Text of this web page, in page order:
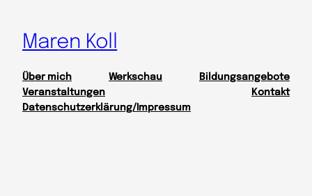
Maren Koll
Über mich Werkschau
Bildungsangebote
Veranstaltungen
Kontakt
Datenschutzerklärung/Impressum